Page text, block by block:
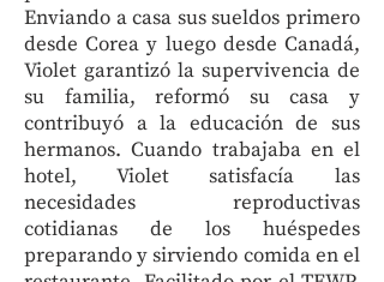
Enviando a casa sus sueldos primero
desde Corea y luego desde Canadá,
Violet garantizó la supervivencia de
su familia, reformó su casa y
contribuyó a la educación de sus
hermanos. Cuando trabajaba en el
hotel, Violet satisfacía las
necesidades reproductivas
cotidianas de los huéspedes
preparando y sirviendo comida en el